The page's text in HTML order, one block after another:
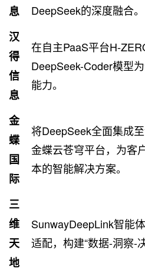
息
DeepSeek的深度融合。
汉
得
信
息
在自主PaaS平台H-
DeepSeek-Coder模型
能力。
金
蝶
国
际
将DeepSeek全面集成
金蝶云苍穹平台，为客
本的智能解决方案。
三
维
天
地
SunwayDeepLink智能
适配，构建“数据-洞察-